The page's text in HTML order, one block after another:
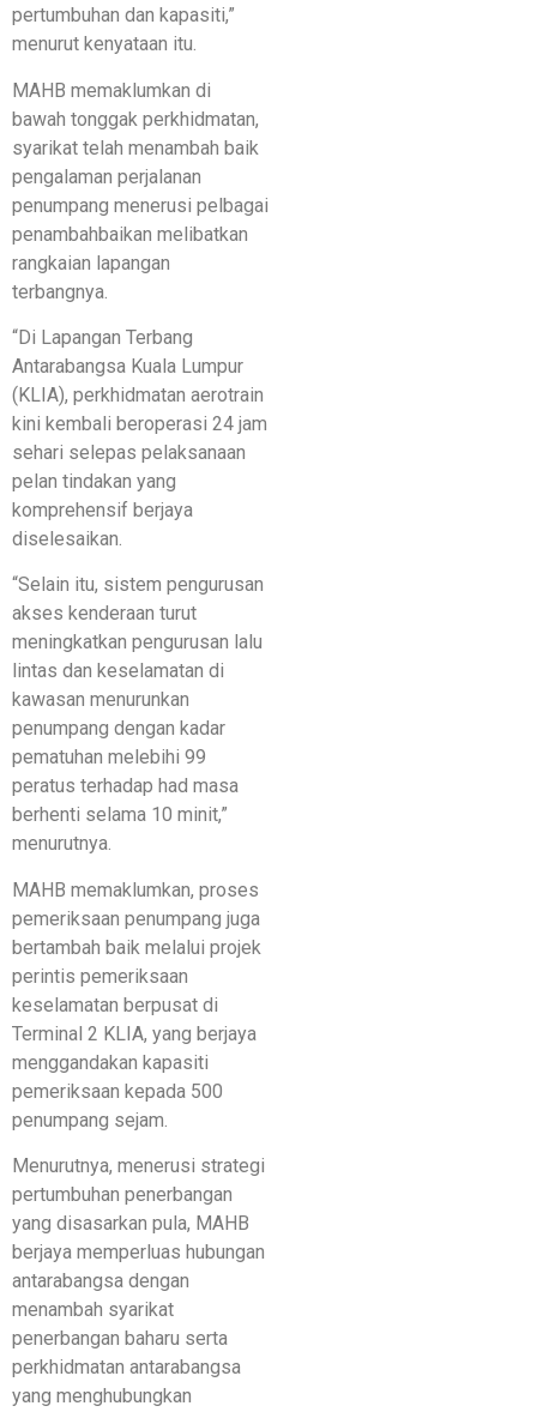
pertumbuhan dan kapasiti,”
menurut kenyataan itu.
MAHB memaklumkan di
bawah tonggak perkhidmatan,
syarikat telah menambah baik
pengalaman perjalanan
penumpang menerusi pelbagai
penambahbaikan melibatkan
rangkaian lapangan
terbangnya.
“Di Lapangan Terbang
Antarabangsa Kuala Lumpur
(KLIA), perkhidmatan aerotrain
kini kembali beroperasi 24 jam
sehari selepas pelaksanaan
pelan tindakan yang
komprehensif berjaya
diselesaikan.
“Selain itu, sistem pengurusan
akses kenderaan turut
meningkatkan pengurusan lalu
lintas dan keselamatan di
kawasan menurunkan
penumpang dengan kadar
pematuhan melebihi 99
peratus terhadap had masa
berhenti selama 10 minit,”
menurutnya.
MAHB memaklumkan, proses
pemeriksaan penumpang juga
bertambah baik melalui projek
perintis pemeriksaan
keselamatan berpusat di
Terminal 2 KLIA, yang berjaya
menggandakan kapasiti
pemeriksaan kepada 500
penumpang sejam.
Menurutnya, menerusi strategi
pertumbuhan penerbangan
yang disasarkan pula, MAHB
berjaya memperluas hubungan
antarabangsa dengan
menambah syarikat
penerbangan baharu serta
perkhidmatan antarabangsa
yang menghubungkan